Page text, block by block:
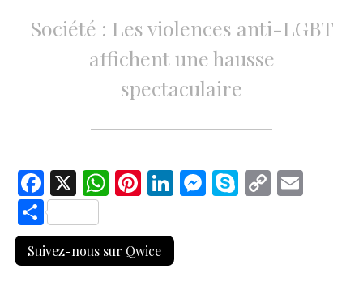
Société : Les violences anti-LGBT
affichent une hausse
spectaculaire
F
ac
e
b
X W
at
s
Pi
er
es
Li
k
e
M S C
S
h
ar
Suivez-nous sur Qwice